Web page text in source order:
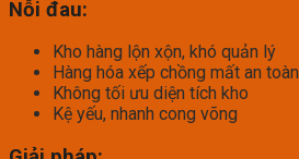
Nỗi đau:
Kho hàng lộn xộn, khó quản lý
Hàng hóa xếp chồng mất an toàn
Không tối ưu diện tích kho
Kệ yếu, nhanh cong võng